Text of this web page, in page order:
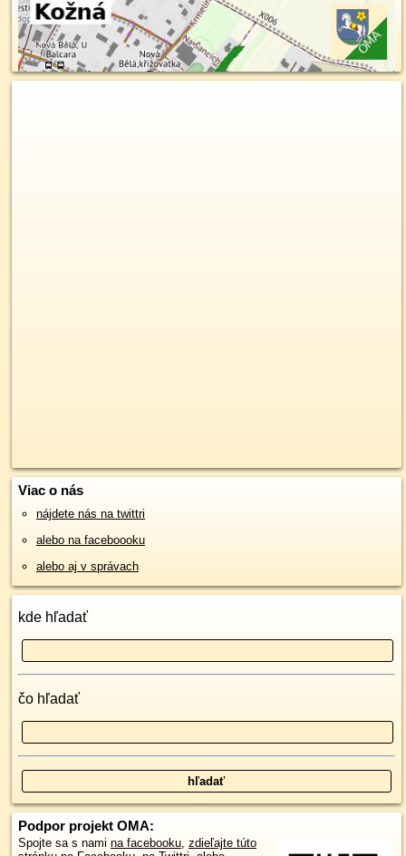
Viac o nás
nájdete nás na twittri
alebo na faceboooku
alebo aj v správach
kde hľadať
čo hľadať
Podpor projekt OMA:
Spojte sa s nami na facebooku, zdieľajte túto